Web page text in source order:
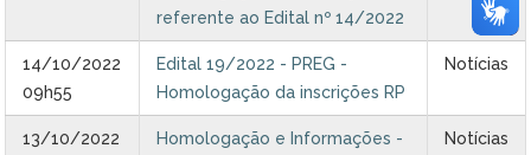
referente ao Edital nº 14/2022
14/10/2022
09h55
Edital 19/2022 - PREG -
Homologação da inscrições RP
Notícias
13/10/2022
Homologação e Informações -
Notícias